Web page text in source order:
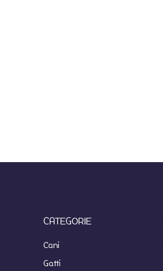
CATEGORIE
Cani
Gatti